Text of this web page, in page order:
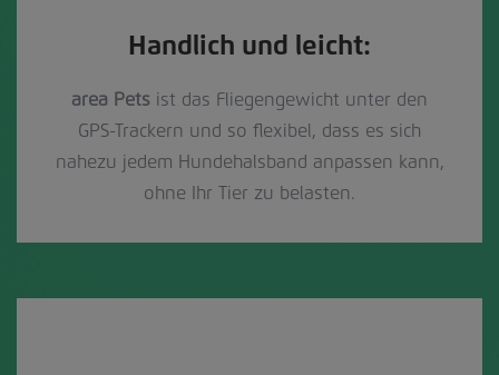
Handlich und leicht:
area Pets ist das Fliegengewicht unter den
GPS-Trackern und so flexibel, dass es sich
nahezu jedem Hundehalsband anpassen kann,
ohne Ihr Tier zu belasten.